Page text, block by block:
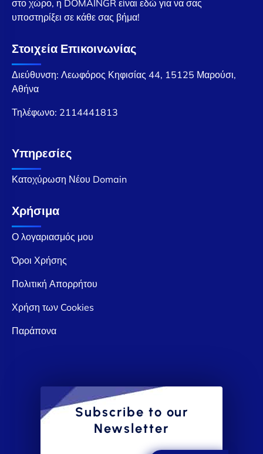
στο χώρο, η DOMAINGR είναι εδώ για να σας
υποστηρίξει σε κάθε σας βήμα!
Στοιχεία Επικοινωνίας
Διεύθυνση: Λεωφόρος Κηφισίας 44, 15125 Μαρούσι,
Αθήνα
Τηλέφωνο: 2114441813
Υπηρεσίες
Κατοχύρωση Νέου Domain
Χρήσιμα
Ο λογαριασμός μου
Όροι Χρήσης
Πολιτική Απορρήτου
Χρήση των Cookies
Παράπονα
Subscribe to our
Newsletter